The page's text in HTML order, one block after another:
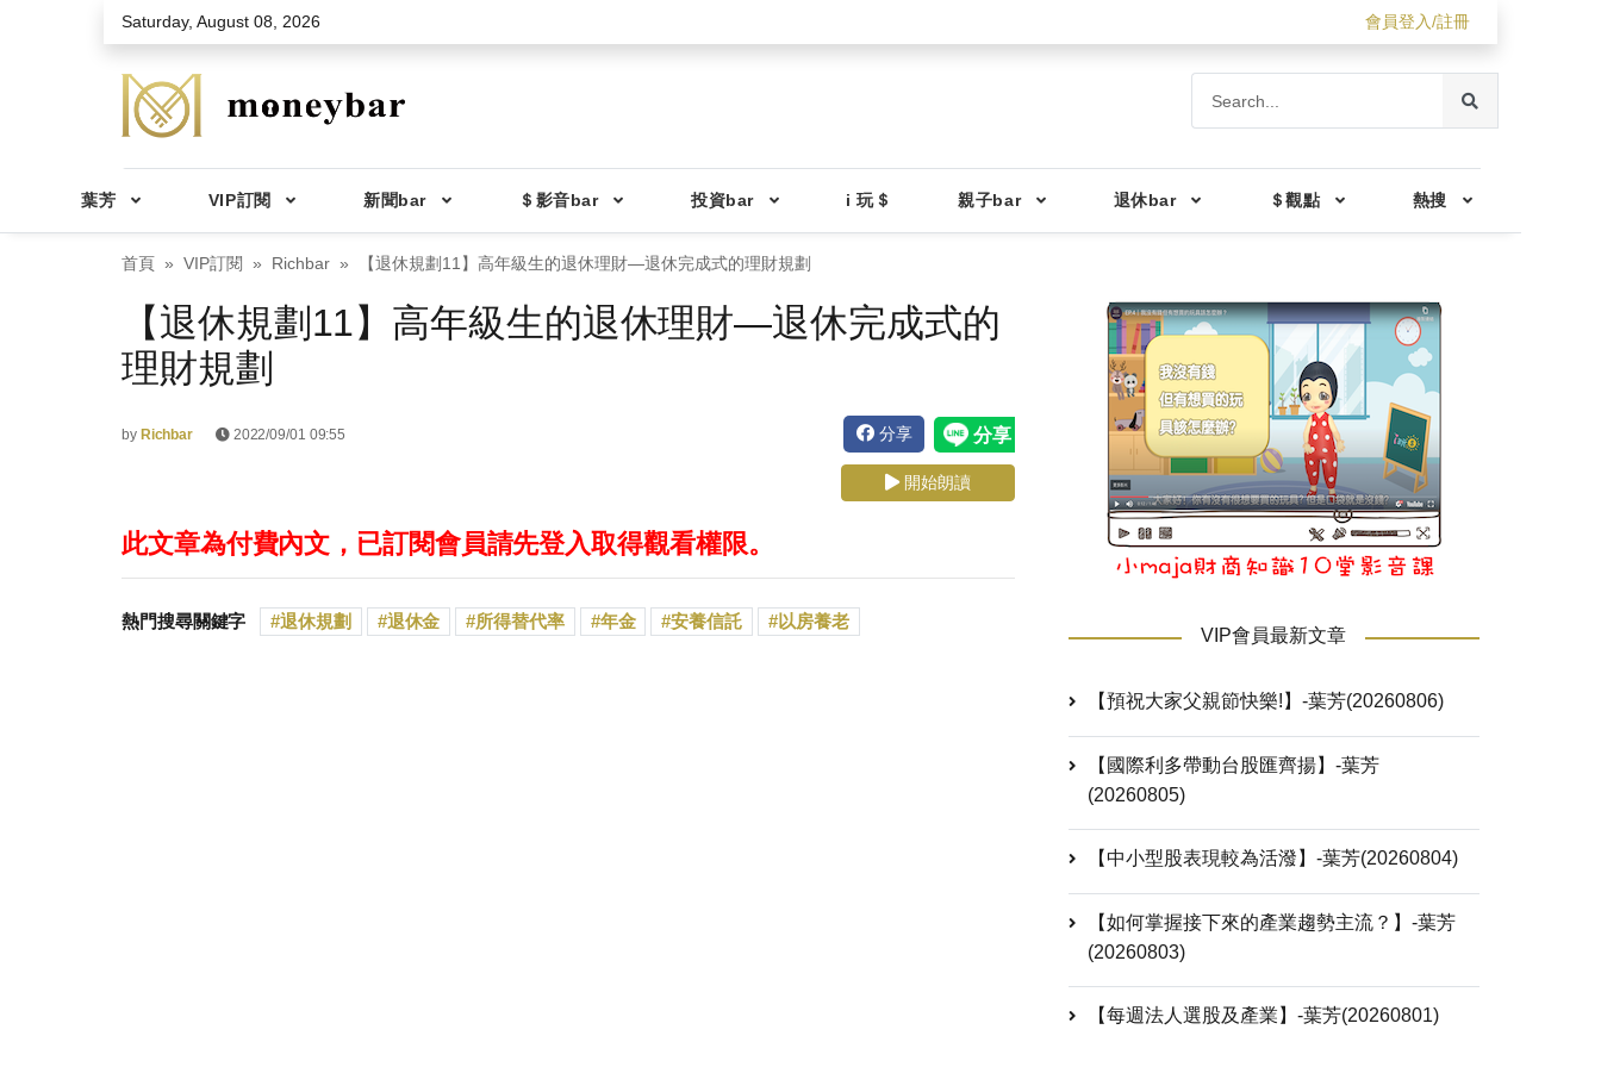
Skip to main contentSaturday, August 08, 2026 會員登入/註冊
葉芳 VIP訂閱 新聞bar ＄影音bar 投資bar i 玩＄ 親子bar 退休bar ＄觀點 熱搜
首頁 VIP訂閱 Richbar 【退休規劃11】高年級生的退休理財—退休完成式的理財規劃
【退休規劃11】高年級生的退休理財—退休完成式的
理財規劃
by Richbar 2022/09/01 09:55 分享
開始朗讀
此文章為付費內文，已訂閱會員請先登入取得觀看權限。
熱門搜尋關鍵字 退休規劃 退休金 所得替代率 年金 安養信託 以房養老
VIP會員最新文章
【預祝大家父親節快樂!】-葉芳(20260806)
【國際利多帶動台股匯齊揚】-葉芳
(20260805)
【中小型股表現較為活潑】-葉芳(20260804)
【如何掌握接下來的產業趨勢主流？】-葉芳
(20260803)
【每週法人選股及產業】-葉芳(20260801)